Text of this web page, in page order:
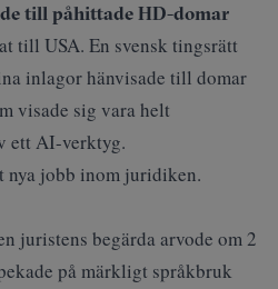
till påhittade HD-domar
till USA. En svensk tingsrätt
inlagor hänvisade till domar
visade sig vara helt
ett AI-verktyg.
nya jobb inom juridiken.
juristens begärda arvode om 2
på märkligt språkbruk